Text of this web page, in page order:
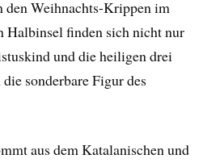
Weihnachts-Krippen im
Halbinsel finden sich nicht nur
und die heiligen drei
sonderbare Figur des
aus dem Katalanischen und